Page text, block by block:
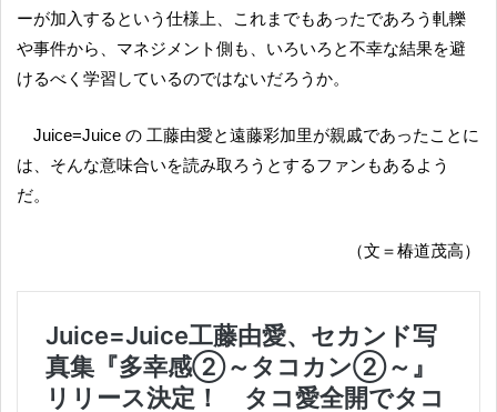
ーが加入するという仕様上、これまでもあったであろう軋轢
や事件から、マネジメント側も、いろいろと不幸な結果を避
けるべく学習しているのではないだろうか。
Juice=Juice の 工藤由愛と遠藤彩加里が親戚であったことに
は、そんな意味合いを読み取ろうとするファンもあるよう
だ。
（文＝椿道茂高）